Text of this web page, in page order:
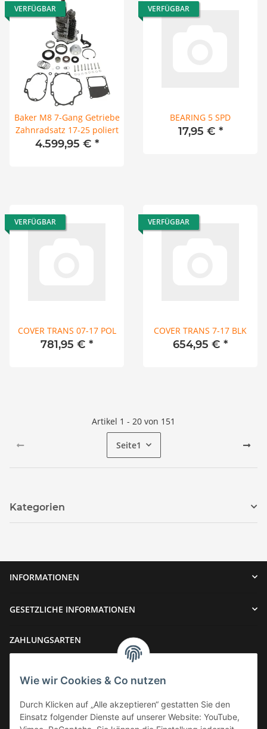
VERFÜGBAR
Baker M8 7-Gang Getriebe
Zahnradsatz 17-25 poliert
4.599,95 € *
VERFÜGBAR
BEARING 5 SPD
17,95 € *
VERFÜGBAR
COVER TRANS 07-17 POL
781,95 € *
VERFÜGBAR
COVER TRANS 7-17 BLK
654,95 € *
Artikel 1 - 20 von 151
Seite1
Kategorien
INFORMATIONEN
GESETZLICHE INFORMATIONEN
ZAHLUNGSARTEN
Wie wir Cookies & Co nutzen
Durch Klicken auf „Alle akzeptieren“ gestatten Sie den
Einsatz folgender Dienste auf unserer Website: YouTube,